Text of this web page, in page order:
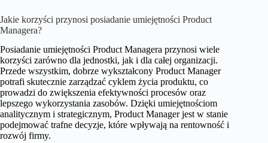
Jakie korzyści przynosi posiadanie umiejętności Product
Managera?
Posiadanie umiejętności Product Managera przynosi wiele
korzyści zarówno dla jednostki, jak i dla całej organizacji.
Przede wszystkim, dobrze wykształcony Product Manager
potrafi skutecznie zarządzać cyklem życia produktu, co
prowadzi do zwiększenia efektywności procesów oraz
lepszego wykorzystania zasobów. Dzięki umiejętnościom
analitycznym i strategicznym, Product Manager jest w stanie
podejmować trafne decyzje, które wpływają na rentowność i
rozwój firmy.